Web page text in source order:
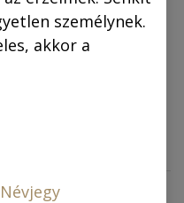
(színes
(4.
személynek.
akkor a
Névjegy